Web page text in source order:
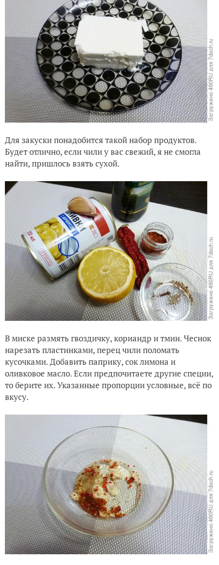
Для закуски понадобится такой набор продуктов.
Будет отлично, если чили у вас свежий, я не смогла
найти, пришлось взять сухой.
В миске размять гвоздичку, кориандр и тмин. Чеснок
нарезать пластинками, перец чили поломать
кусочками. Добавить паприку, сок лимона и
оливковое масло. Если предпочитаете другие специи,
то берите их. Указанные пропорции условные, всё по
вкусу.